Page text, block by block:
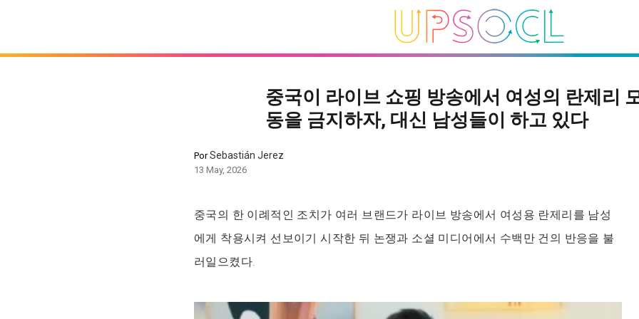
중국이 라이브 쇼핑 방송에서 여성의 란제리
동을 금지하자, 대신 남성들이 하고 있다
PorSebastián Jerez
13 May, 2026
중국의 한 이례적인 조치가 여러 브랜드가 라이브 방송에서 여성용 란제리를 남성
에게 착용시켜 선보이기 시작한 뒤 논쟁과 소셜 미디어에서 수백만 건의 반응을 불
러일으켰다.